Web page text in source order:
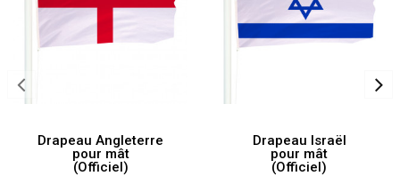
Drapeau Angleterre
pour mât
(Officiel)
Drapeau Israël
pour mât
(Officiel)